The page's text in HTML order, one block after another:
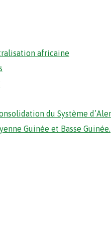
africaine
du Système
Guinée et Basse Guinée.